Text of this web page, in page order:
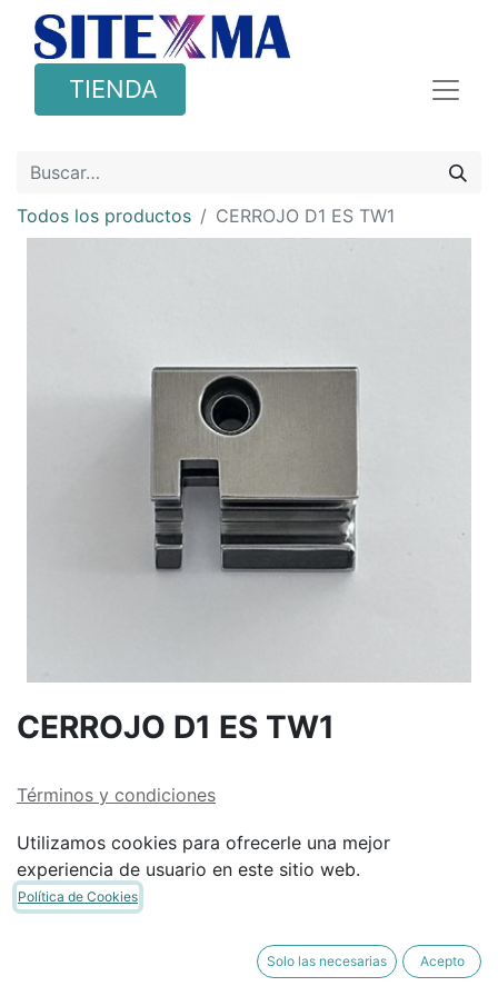
TIENDA
Todos los productos CERROJO D1 ES TW1
CERROJO D1 ES TW1
Términos y condiciones
Envío: 2-3 días laborales
Utilizamos cookies para ofrecerle una mejor
experiencia de usuario en este sitio web.
Política de Cookies
Solo las necesarias Acepto